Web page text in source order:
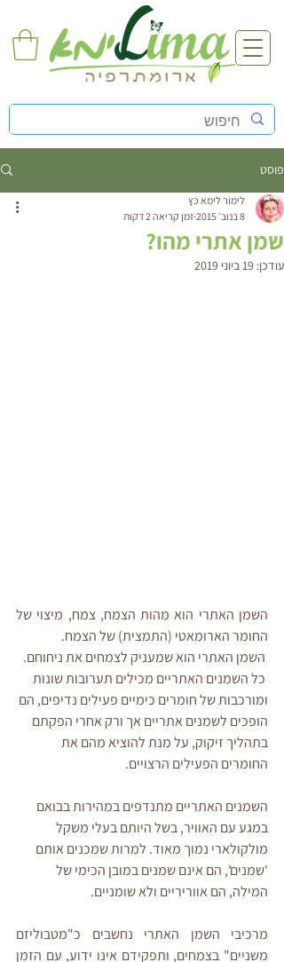
פוסט
שמן אתרי מהו?
לימור לימא כץ
8 בנוב׳ 2015
זמן קריאה 2 דקות
עודכן: 19 ביוני 2019
החומר הארומאטי (התמצית) של הצמח.
כל השמנים האתריים מכילים תערובות שונות
ומורכבות של חומרים כימיים פעילים נדיפים, הם
הופכים לשמנים אתריים אך ורק אחרי הפקתם
בתהליך זיקוק, על מנת להוציא מהם את
החומרים הפעילים הרצויים.
השמנים האתריים מתנדפים במהירות בבואם
במגע עם האוויר, בשל היותם בעלי משקל
מולקולארי נמוך מאוד. למרות שמכנים אותם
'שמנים', הם אינם שמנים במובן הכימי של
המילה, הם אווריריים ולא שומניים.